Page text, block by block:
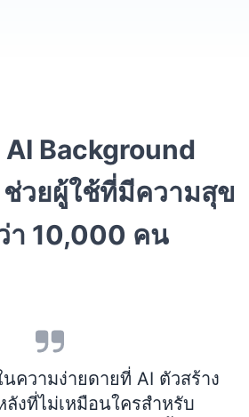
Background
วยผู้ใช้ที่มีความสุข
า 10,000 คน
ความง่ายดายที่ AI ตัวสร้าง
งที่ไม่เหมือนใครสำหรับ